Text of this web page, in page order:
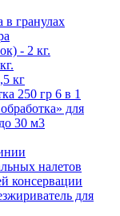
в гранулах
- 2 кг.
кг
250 гр 6 в 1
для
30 м3
налетов
консервации
для